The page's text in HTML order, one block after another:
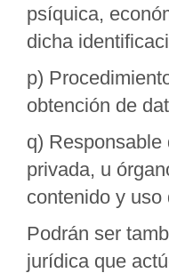
psíquica,
dicha
p)
obtención de
q)
privada, u
contenido y
Podrán ser
jurídica que